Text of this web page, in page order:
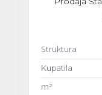
Struktura
Kupatila
m²